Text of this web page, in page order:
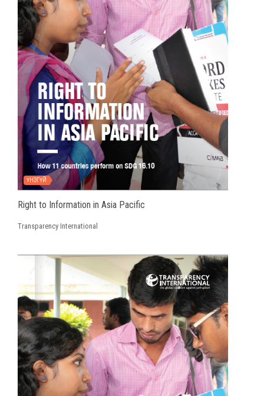
ҮНЭГҮЙ
Right to Information in Asia Pacific
Transparency International